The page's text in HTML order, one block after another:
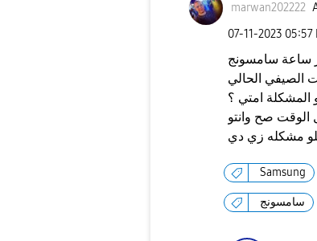
marwan202222
‎07-11-2023 05:57
ساعة سامسونج
المشكلة امتي ؟
الوقت صح وانتو
مشكله زي دي
Samsung
سامسونج